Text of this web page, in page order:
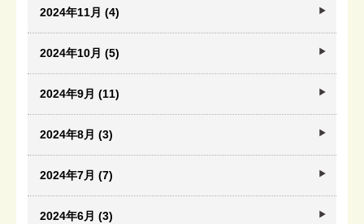
2024年11月 (4)
2024年10月 (5)
2024年9月 (11)
2024年8月 (3)
2024年7月 (7)
2024年6月 (3)